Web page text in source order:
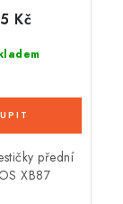
Kč
přední
XB87